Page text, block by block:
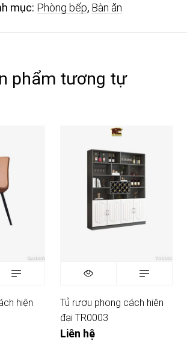
mục: Phòng bếp, Bàn ăn
phẩm tương tự
hiện
Tủ rượu phong cách hiện
đại TR0003
Liên hệ